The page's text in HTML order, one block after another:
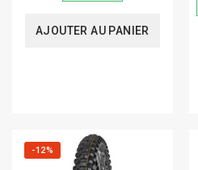
AJOUTER AU PANIER
-12%